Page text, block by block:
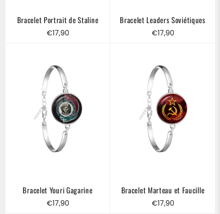
Bracelet Portrait de Staline
Prix
€17,90
Bracelet Leaders Soviétiques
Prix
€17,90
Bracelet Youri Gagarine
Prix
€17,90
Bracelet Marteau et Faucille
Prix
€17,90